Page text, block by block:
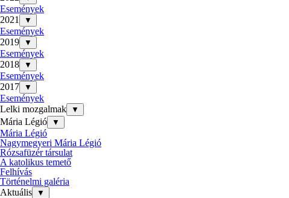
Események
2021
▼
Események
2019
▼
Események
2018
▼
Események
2017
▼
Események
Lelki mozgalmak
▼
Mária Légió ▼
Mária Légió
Nagymegyeri Mária Légió
Rózsafüzér társulat
A katolikus temető
Felhívás
Történelmi galéria
Aktuális
▼